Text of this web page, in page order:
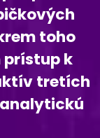
toho
k
tretích